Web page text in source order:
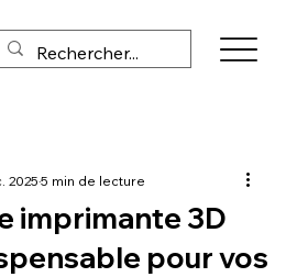
imprimante 3D
pour vos
20255 min de lecture